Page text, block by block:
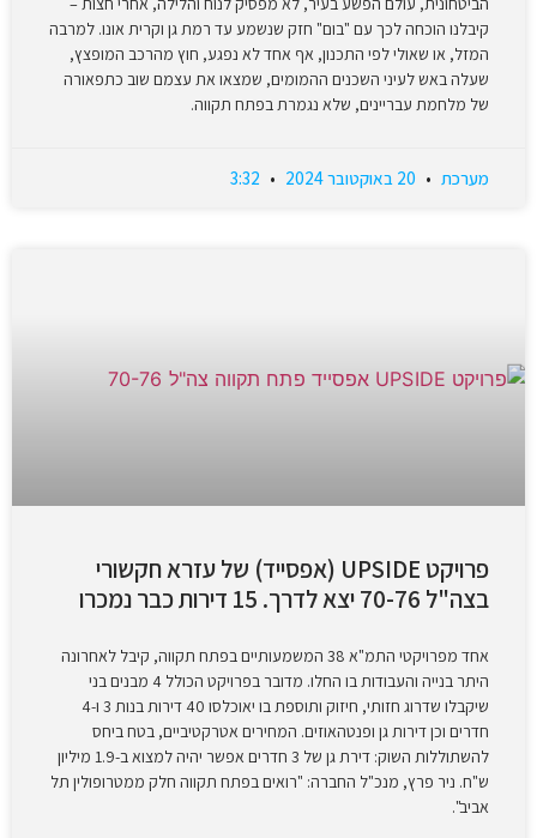
קיבלנו הוכחה לכך עם "בום" חזק שנשמע עד רמת גן וקרית אונו. למרבה
המזל, או שאולי לפי התכנון, אף אחד לא נפגע, חוץ מהרכב המופצץ,
שעלה באש לעיני השכנים ההמומים, שמצאו את עצמם שוב כתפאורה
של מלחמת עבריינים, שלא נגמרת בפתח תקווה.
מערכת
פרויקט UPSIDE (אפסייד) של עזרא חקשורי
בצה"ל 70-76 יצא לדרך. 15 דירות כבר נמכרו
אחד מפרויקטי התמ"א 38 המשמעותיים בפתח תקווה, קיבל לאחרונה
היתר בנייה והעבודות בו החלו. מדובר בפרויקט הכולל 4 מבנים בני
שיקבלו שדרוג חזותי, חיזוק ותוספת בו יאוכלסו 40 דירות בנות 3 ו-4
חדרים וכן דירות גן ופנטהאוזים. המחירים אטרקטיביים, בטח ביחס
להשתוללות השוק: דירת גן של 3 חדרים אפשר יהיה למצוא ב-1.9 מיליון
ש"ח. ניר פרץ, מנכ"ל החברה: "רואים בפתח תקווה חלק ממטרופולין תל
אביב".